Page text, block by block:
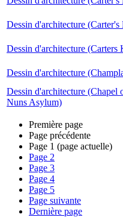
Dessin d'architecture
Dessin d'architecture (Carters
Dessin d'architecture
Dessin d'architecture (Chapel
Nuns Asylum)
Première page
Page précédente
Page 1 (page actuelle)
Page 2
Page 3
Page 4
Page 5
Page suivante
Dernière page